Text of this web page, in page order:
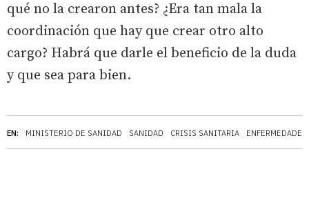
EN: MINISTERIO DE SANIDAD SANIDAD CRISIS SANITARIA ENFERMEDADES
qué no la crearon antes? ¿Era tan mala la
coordinación que hay que crear otro alto
cargo? Habrá que darle el beneficio de la duda
y que sea para bien.